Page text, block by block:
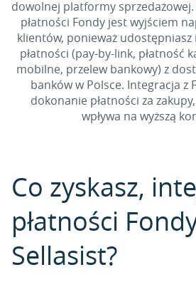
dowolnej platformy
płatności Fondy jest wyjściem
klientów, ponieważ
płatności (pay-by-link, płatność
mobilne, przelew bankowy) z
banków w Polsce. Integracja z
dokonanie płatności za
wpływa na wyższą
Co zyskasz,
płatności
Sellasist?